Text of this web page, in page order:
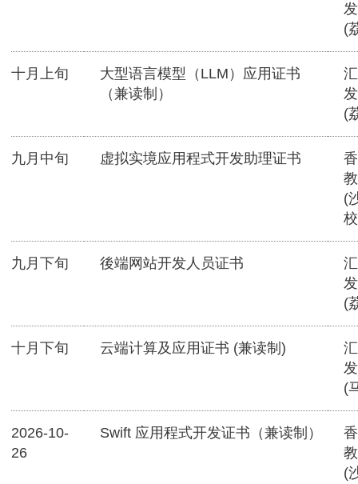
(
十月上旬
大型语言模型（LLM）应用证书
（兼读制）
(
九月中旬 虚拟实境应用程式开发助理证书
(
九月下旬 後端网站开发人员证书
(
十月下旬 云端计算及应用证书 (兼读制)
(
2026-10-
26
Swift 应用程式开发证书（兼读制）
(